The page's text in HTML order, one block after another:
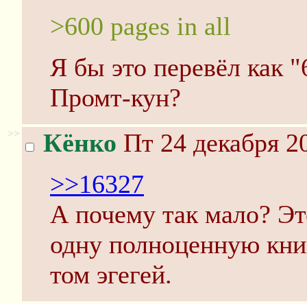
>600 pages in all
Я бы это перевёл как
Промт-кун?
>> Кёнко Пт 24 декабря
>>16327
А почему так мало?
одну полноценную
том эгегей.